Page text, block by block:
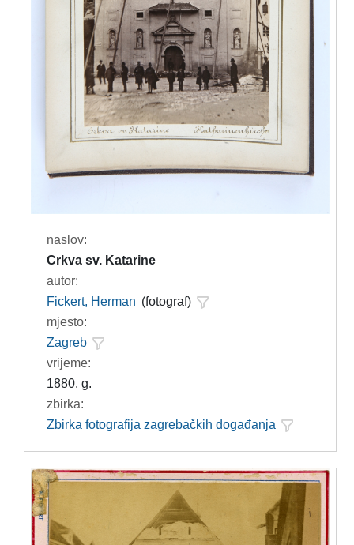
naslov:
Crkva sv. Katarine
autor:
Fickert, Herman (fotograf)
mjesto:
Zagreb
vrijeme:
1880. g.
zbirka:
Zbirka fotografija zagrebačkih događanja